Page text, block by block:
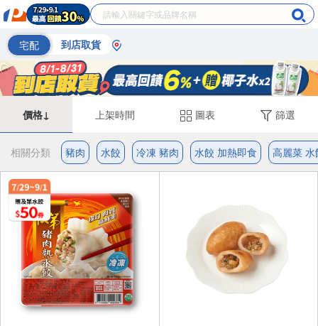
宅配 到店取貨
價格↓ 上架時間 圖表 篩選
相關分類 豬肉 水餃 冷凍 豬肉 水餃 加熱即食 高麗菜 水